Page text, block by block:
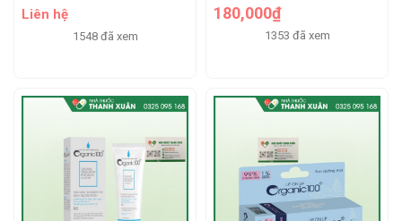
da nhạy cảm trước tác hại
của ánh mặt trời
Liên hệ
1548 đã xem
dưỡng chất, độ ẩm cho làn
da sạch sẽ, mịn màng
180,000₫
1353 đã xem